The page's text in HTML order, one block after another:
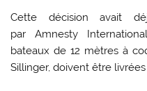
Cette décision avait
par Amnesty
bateaux de 12 mètres à
Sillinger, doivent être